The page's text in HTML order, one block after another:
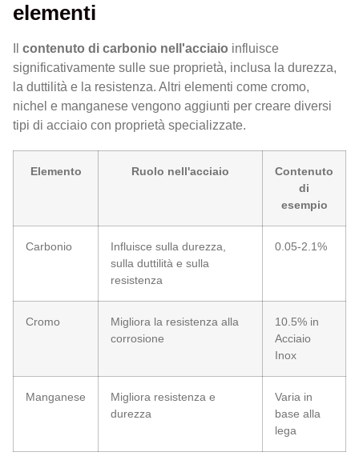
elementi
contenuto di carbonio nell'acciaio influisce
significativamente sulle sue proprietà, inclusa la durezza,
la duttilità e la resistenza. Altri elementi come cromo,
nichel e manganese vengono aggiunti per creare diversi
tipi di acciaio con proprietà specializzate.
Elemento Ruolo nell'acciaio
Contenuto
di
esempio
Carbonio
Influisce sulla durezza,
sulla duttilità e sulla
resistenza
0.05-2.1%
Cromo
Migliora la resistenza alla
corrosione
10.5% in
Acciaio
Inox
Manganese
Migliora resistenza e
durezza
Varia in
base alla
lega